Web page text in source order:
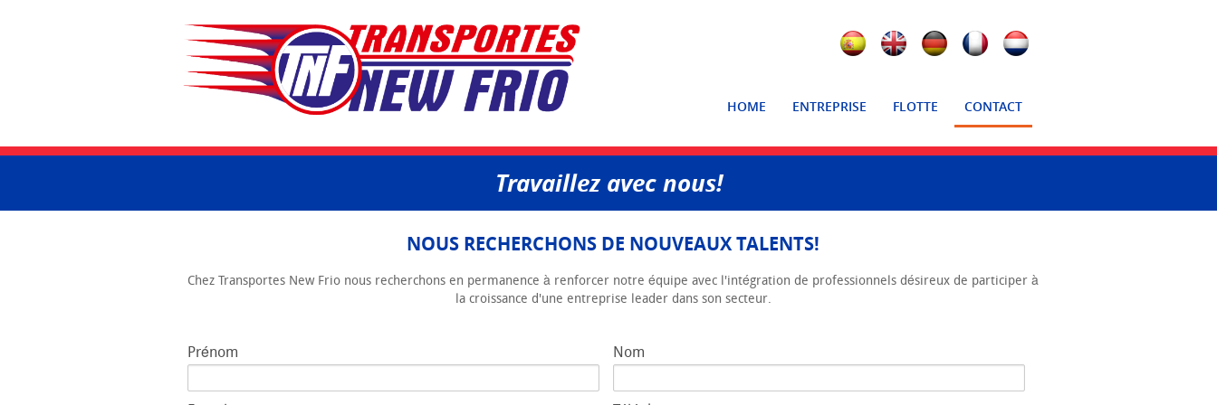
HOME ENTREPRISE FLOTTE CONTACT
Travaillez avec nous!
NOUS RECHERCHONS DE NOUVEAUX TALENTS!
Chez Transportes New Frio nous recherchons en permanence à renforcer notre équipe avec l'intégration de professionnels désireux de participer à
la croissance d'une entreprise leader dans son secteur.
Prénom Nom